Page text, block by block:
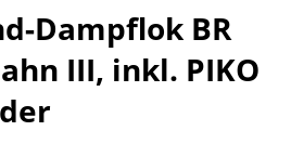
Dampflok BR
III, inkl. PIKO